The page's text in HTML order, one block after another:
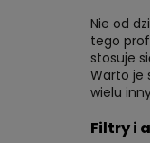
Nie od
tego
stosuje
Warto je
wielu
Filtry i